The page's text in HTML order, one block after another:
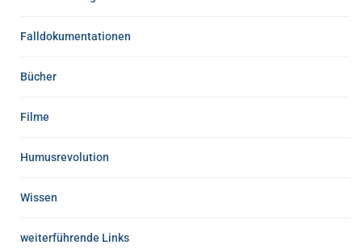
Falldokumentationen
Bücher
Filme
Humusrevolution
Wissen
weiterführende Links